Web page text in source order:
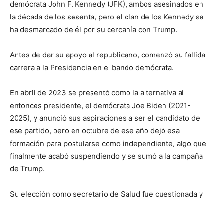
demócrata John F. Kennedy (JFK), ambos asesinados en
la década de los sesenta, pero el clan de los Kennedy se
ha desmarcado de él por su cercanía con Trump.
Antes de dar su apoyo al republicano, comenzó su fallida
carrera a la Presidencia en el bando demócrata.
En abril de 2023 se presentó como la alternativa al
entonces presidente, el demócrata Joe Biden (2021-
2025), y anunció sus aspiraciones a ser el candidato de
ese partido, pero en octubre de ese año dejó esa
formación para postularse como independiente, algo que
finalmente acabó suspendiendo y se sumó a la campaña
de Trump.
Su elección como secretario de Salud fue cuestionada y